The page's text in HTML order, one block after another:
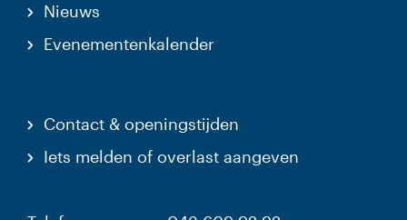
Nieuws
Evenementenkalender
Contact & openingstijden
Iets melden of overlast aangeven